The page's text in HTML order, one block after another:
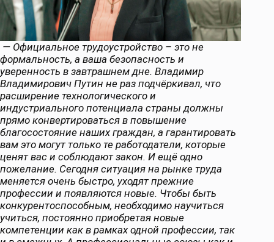
— Официальное трудоустройство – это не
формальность, а ваша безопасность и
уверенность в завтрашнем дне. Владимир
Владимирович Путин не раз подчёркивал, что
расширение технологического и
индустриального потенциала страны должны
прямо конвертироваться в повышение
благосостояние наших граждан, а гарантировать
вам это могут только те работодатели, которые
ценят вас и соблюдают закон. И ещё одно
пожелание. Сегодня ситуация на рынке труда
меняется очень быстро, уходят прежние
профессии и появляются новые. Чтобы быть
конкурентоспособным, необходимо научиться
учиться, постоянно приобретая новые
компетенции как в рамках одной профессии, так